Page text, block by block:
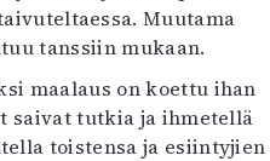
Muutama
tanssiin mukaan.
maalaus on koettu ihan
saivat tutkia ja ihmetellä
toistensa ja esiintyjien